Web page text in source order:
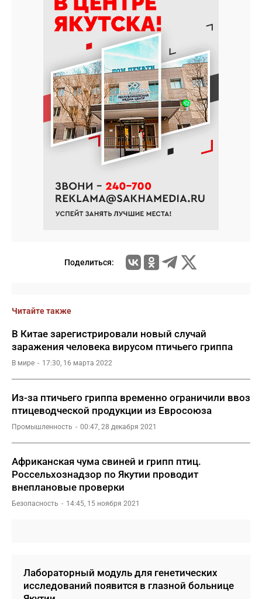
Поделиться:
Читайте также
В Китае зарегистрировали новый случай
заражения человека вирусом птичьего гриппа
В мире 17:30, 16 марта 2022
Из-за птичьего гриппа временно ограничили ввоз
птицеводческой продукции из Евросоюза
Промышленность 00:47, 28 декабря 2021
Африканская чума свиней и грипп птиц.
Россельхознадзор по Якутии проводит
внеплановые проверки
Безопасность 14:45, 15 ноября 2021
Лабораторный модуль для генетических
исследований появится в глазной больнице